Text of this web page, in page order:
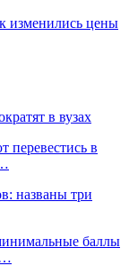
изменились цены
в вузах
в
названы три
баллы